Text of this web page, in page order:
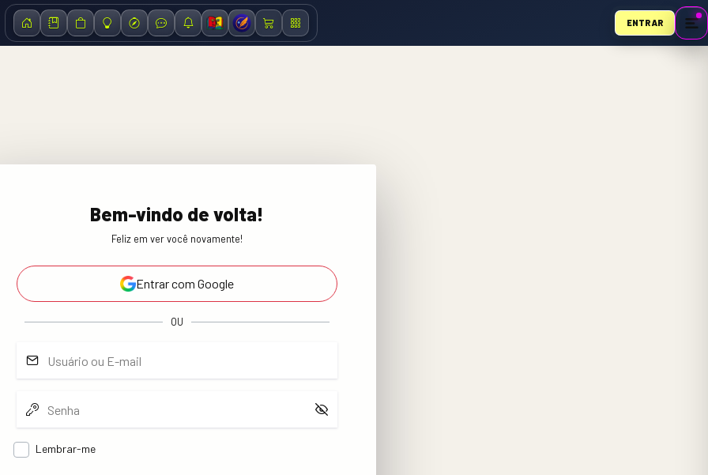
ENTRAR
Bem-vindo de volta!
Feliz em ver você novamente!
Entrar com Google
OU
Lembrar-me